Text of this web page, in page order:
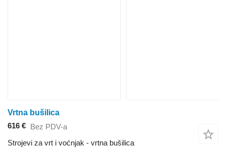
Vrtna bušilica
616 € Bez PDV-a
Strojevi za vrt i voćnjak - vrtna bušilica